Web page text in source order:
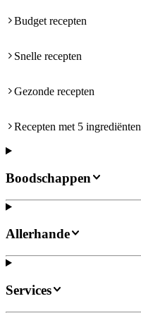
Budget recepten
Snelle recepten
Gezonde recepten
Recepten met 5 ingrediënten
Boodschappen
Allerhande
Services